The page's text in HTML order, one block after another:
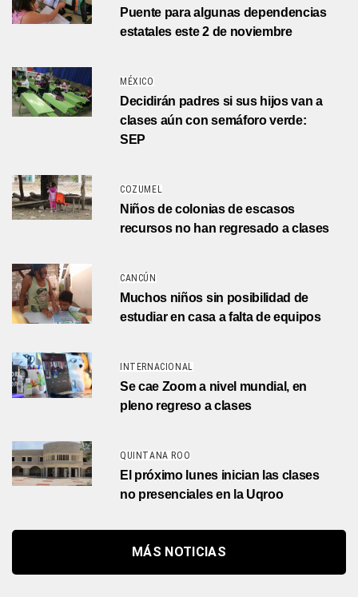
Puente para algunas dependencias
estatales este 2 de noviembre
MÉXICO
Decidirán padres si sus hijos van a
clases aún con semáforo verde:
SEP
COZUMEL
Niños de colonias de escasos
recursos no han regresado a clases
CANCÚN
Muchos niños sin posibilidad de
estudiar en casa a falta de equipos
INTERNACIONAL
Se cae Zoom a nivel mundial, en
pleno regreso a clases
QUINTANA ROO
El próximo lunes inician las clases
no presenciales en la Uqroo
MÁS NOTICIAS